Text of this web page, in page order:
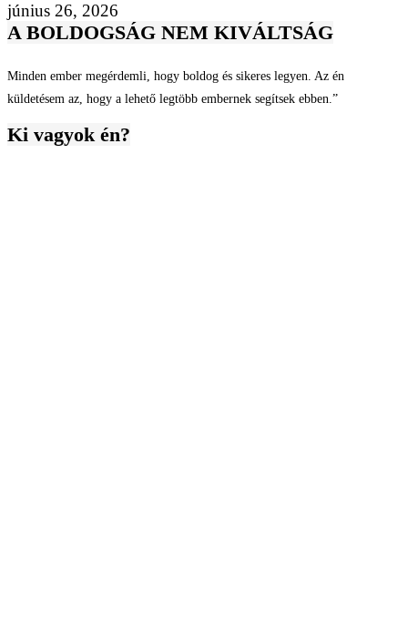
június 26, 2026
A BOLDOGSÁG NEM KIVÁLTSÁG
Minden ember megérdemli, hogy boldog és sikeres legyen. Az én
küldetésem az, hogy a lehető legtöbb embernek segítsek ebben.”
Ki vagyok én?